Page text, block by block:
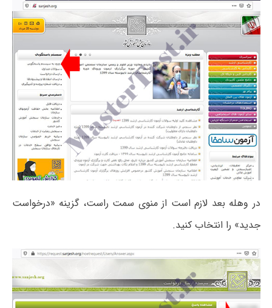
در وهله بعد لازم است از منوی سمت راست، گزینه «درخواست
جدید» را انتخاب کنید.